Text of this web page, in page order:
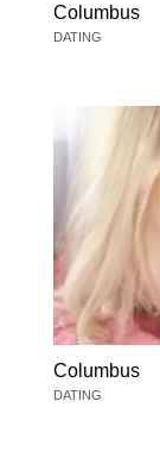
Columbus
DATING
Columbus
DATING